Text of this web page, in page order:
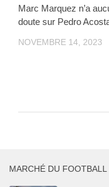
Marc Marquez n’a
doute sur Pedro
NOVEMBRE 14, 2023
MARCHÉ DU FOOTBALL